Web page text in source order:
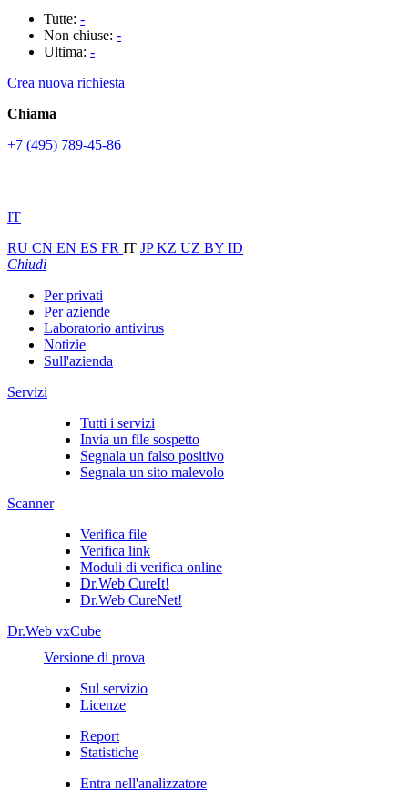
Tutte: -
Non chiuse: -
Ultima: -
Crea nuova richiesta
Chiama
+7 (495) 789-45-86
IT
RU CN EN ES FR IT JPKZ UZ BY ID
Chiudi
Per privati
Per aziende
Laboratorio antivirus
Notizie
Sull'azienda
Servizi
Tutti i servizi
Invia un file sospetto
Segnala un falso positivo
Segnala un sito malevolo
Scanner
Verifica file
Verifica link
Moduli di verifica online
Dr.Web CureIt!
Dr.Web CureNet!
Dr.Web vxCube
Versione di prova
Sul servizio
Licenze
Report
Statistiche
Entra nell'analizzatore